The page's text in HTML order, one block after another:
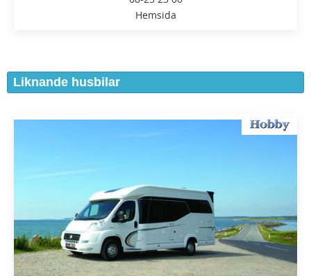
Hemsida
Liknande husbilar